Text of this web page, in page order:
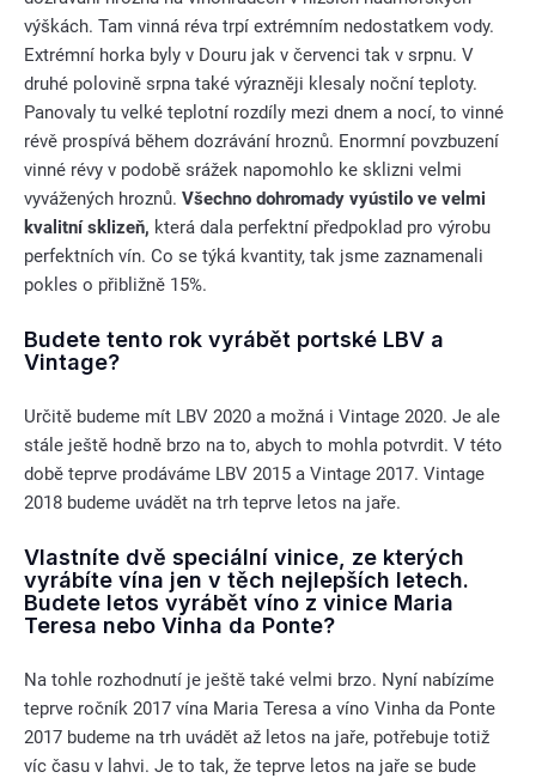
výškách. Tam vinná réva trpí extrémním nedostatkem vody.
Extrémní horka byly v Douru jak v červenci tak v srpnu. V
druhé polovině srpna také výrazněji klesaly noční teploty.
Panovaly tu velké teplotní rozdíly mezi dnem a nocí, to vinné
révě prospívá během dozrávání hroznů. Enormní povzbuzení
vinné révy v podobě srážek napomohlo ke sklizni velmi
vyvážených hroznů. Všechno dohromady vyústilo ve velmi
kvalitní sklizeň, která dala perfektní předpoklad pro výrobu
perfektních vín. Co se týká kvantity, tak jsme zaznamenali
pokles o přibližně 15%.
Budete tento rok vyrábět portské LBV a
Vintage?
Určitě budeme mít LBV 2020 a možná i Vintage 2020. Je ale
stále ještě hodně brzo na to, abych to mohla potvrdit. V této
době teprve prodáváme LBV 2015 a Vintage 2017. Vintage
2018 budeme uvádět na trh teprve letos na jaře.
Vlastníte dvě speciální vinice, ze kterých
vyrábíte vína jen v těch nejlepších letech.
Budete letos vyrábět víno z vinice Maria
Teresa nebo Vinha da Ponte?
Na tohle rozhodnutí je ještě také velmi brzo. Nyní nabízíme
teprve ročník 2017 vína Maria Teresa a víno Vinha da Ponte
2017 budeme na trh uvádět až letos na jaře, potřebuje totiž
víc času v lahvi. Je to tak, že teprve letos na jaře se bude